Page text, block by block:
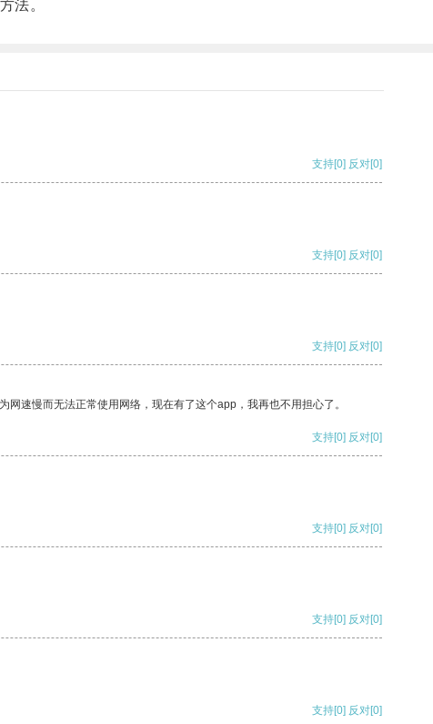
法。
支持[0] 反对[0]
支持[0] 反对[0]
支持[0] 反对[0]
速慢而无法正常使用网络，现在有了这个app，我再也不用担心了。
支持[0] 反对[0]
支持[0] 反对[0]
支持[0] 反对[0]
支持[0] 反对[0]